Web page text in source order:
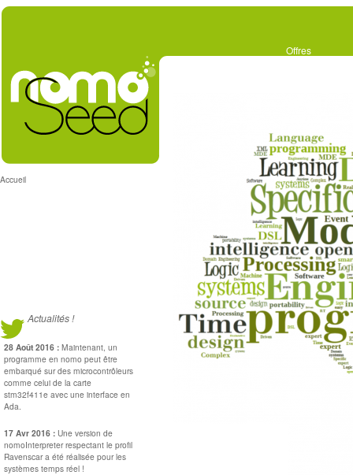
Offres
Accueil
Actualités !
28 Août 2016 : Maintenant, un
programme en nomo peut être
embarqué sur des microcontrôleurs
comme celui de la carte
stm32f411e avec une interface en
Ada.
17 Avr 2016 : Une version de
nomoInterpreter respectant le profil
Ravenscar a été réalisée pour les
systèmes temps réel !